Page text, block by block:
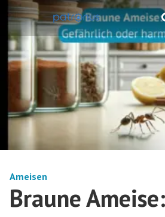
Ameisen
Braune Ameise: